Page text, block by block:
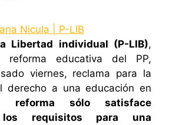
Libertad individual (P-LIB),
educativa del PP,
viernes, reclama para la
derecho a una educación en
reforma sólo satisface
los requisitos para una